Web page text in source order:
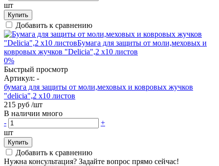
шт
Купить
Добавить к сравнению
0%
Быстрый просмотр
Артикул: -
бумага для защиты от моли,меховых и ковровых жучков
"delicia",2 х10 листов
215 руб /шт
В наличии много
-
+
шт
Купить
Добавить к сравнению
Нужна консультация? Задайте вопрос прямо сейчас!